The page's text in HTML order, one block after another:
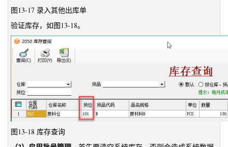
图13-17 录入其他出库单
验证库存，如图13-18。
图13-18 库存查询